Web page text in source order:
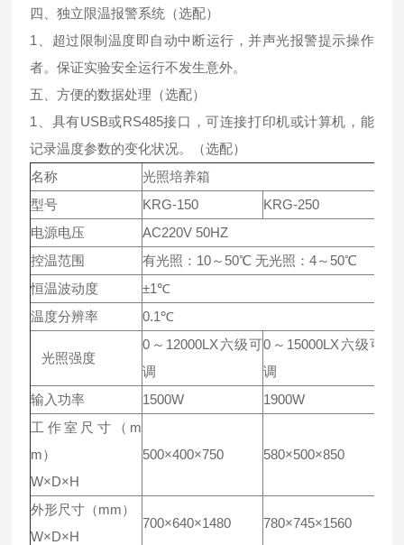
四、独立限温报警系统（选配）
1、超过限制温度即自动中断运行，并声光报警提示操作
者。保证实验安全运行不发生意外。
五、方便的数据处理（选配）
1、具有USB或RS485接口，可连接打印机或计算机，能
记录温度参数的变化状况。（选配）
名称
光照培养箱
型号
KRG-150 KRG-250
电源电压
AC220V 50HZ
控温范围
有光照：10～50℃ 无光照：4～50℃
恒温波动度
±1℃
温度分辨率
0.1℃
光照强度
0～12000LX六级可
调
0～15000LX六级可
调
输入功率
1500W 1900W
工作室尺寸（m
m）
W×D×H
500×400×750 580×500×850
外形尺寸（mm）
W×D×H
700×640×1480 780×745×1560